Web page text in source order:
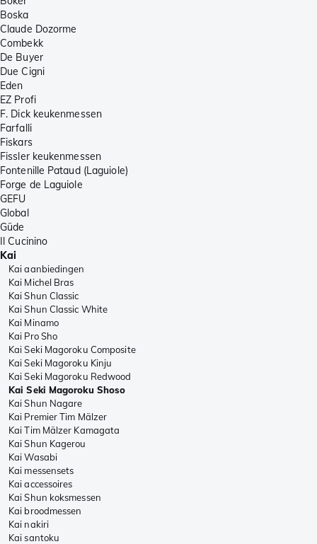
Boska
Claude Dozorme
Combekk
De Buyer
Due Cigni
Eden
EZ Profi
F. Dick keukenmessen
Farfalli
Fiskars
Fissler keukenmessen
Fontenille Pataud (Laguiole)
Forge de Laguiole
GEFU
Global
Güde
Il Cucinino
Kai
Kai aanbiedingen
Kai Michel Bras
Kai Shun Classic
Kai Shun Classic White
Kai Minamo
Kai Pro Sho
Kai Seki Magoroku Composite
Kai Seki Magoroku Kinju
Kai Seki Magoroku Redwood
Kai Seki Magoroku Shoso
Kai Shun Nagare
Kai Premier Tim Mälzer
Kai Tim Mälzer Kamagata
Kai Shun Kagerou
Kai Wasabi
Kai messensets
Kai accessoires
Kai Shun koksmessen
Kai broodmessen
Kai nakiri
Kai santoku